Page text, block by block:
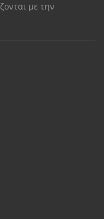
με την